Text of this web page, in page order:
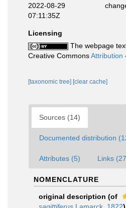
2022-08-29
07:11:35Z
Licensing
The webpage
Creative CommonsAttribution
[taxonomic tree] [clear cache]
Sources (14)
Documented distribution
Attributes (5) Links
NOMENCLATURE
original description (of